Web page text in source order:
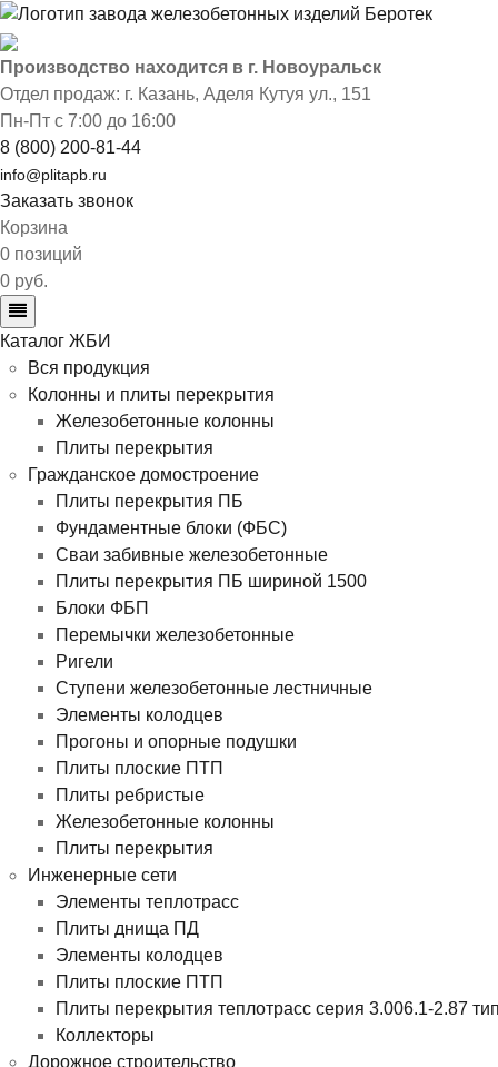
Производство находится в г. Новоуральск
Отдел продаж: г. Казань, Аделя Кутуя ул., 151
Пн-Пт с 7:00 до 16:00
8 (800) 200-81-44
info@plitapb.ru
Заказать звонок
Корзина
0 позиций
0 руб.
Каталог ЖБИ
Вся продукция
Колонны и плиты перекрытия
Железобетонные колонны
Плиты перекрытия
Гражданское домостроение
Плиты перекрытия ПБ
Фундаментные блоки (ФБС)
Сваи забивные железобетонные
Плиты перекрытия ПБ шириной 1500
Блоки ФБП
Перемычки железобетонные
Ригели
Ступени железобетонные лестничные
Элементы колодцев
Прогоны и опорные подушки
Плиты плоские ПТП
Плиты ребристые
Железобетонные колонны
Плиты перекрытия
Инженерные сети
Элементы теплотрасс
Плиты днища ПД
Элементы колодцев
Плиты плоские ПТП
Плиты перекрытия теплотрасс серия 3.006.1-2.87
Коллекторы
Дорожное строительство